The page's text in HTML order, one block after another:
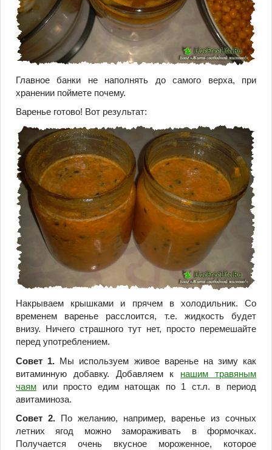
Главное банки не наполнять до самого верха, при
хранении поймете почему.
Варенье готово! Вот результат:
Накрываем крышками и прячем в холодильник. Со
временем варенье расслоится, т.е. жидкость будет
внизу. Ничего страшного тут нет, просто перемешайте
перед употреблением.
Совет 1. Мы используем живое варенье на зиму как
витаминную добавку. Добавляем к нашим травяным
чаям или просто едим натощак по 1 ст.л. в период
авитаминоза.
Совет 2. По желанию, например, варенье из сочных
летних ягод можно замораживать в формочках.
Получается очень вкусное мороженное, которое